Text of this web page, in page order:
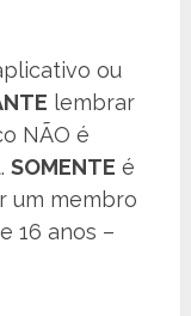
ou
lembrar
NÃO é
SOMENTE é
um membro
16 anos –